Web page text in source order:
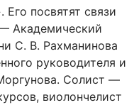
посвятят связи
Академический
С. В. Рахманинова
руководителя и
Солист —
виолончелист